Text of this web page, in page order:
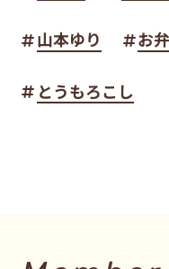
山本ゆり お
とうもろこし